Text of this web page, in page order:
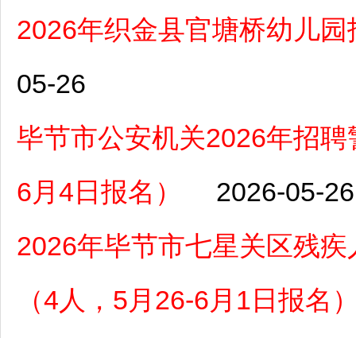
2026年织金县官塘桥幼儿
05-26
毕节市公安机关2026年招
6月4日报名）
2026-05-26
2026年毕节市七星关区残
（4人，5月26-6月1日报名